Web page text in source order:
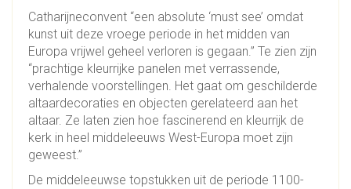
Catharijneconvent “een absolute ‘must see’ omdat
kunst uit deze vroege periode in het midden van
Europa vrijwel geheel verloren is gegaan.” Te zien zijn
“prachtige kleurrijke panelen met verrassende,
verhalende voorstellingen. Het gaat om geschilderde
altaardecoraties en objecten gerelateerd aan het
altaar. Ze laten zien hoe fascinerend en kleurrijk de
kerk in heel middeleeuws West-Europa moet zijn
geweest.”
De middeleeuwse topstukken uit de periode 1100-